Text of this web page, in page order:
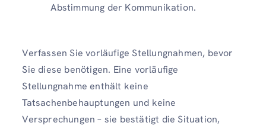
Abstimmung der Kommunikation.
Verfassen Sie vorläufige Stellungnahmen, bevor
Sie diese benötigen. Eine vorläufige
Stellungnahme enthält keine
Tatsachenbehauptungen und keine
Versprechungen – sie bestätigt die Situation,